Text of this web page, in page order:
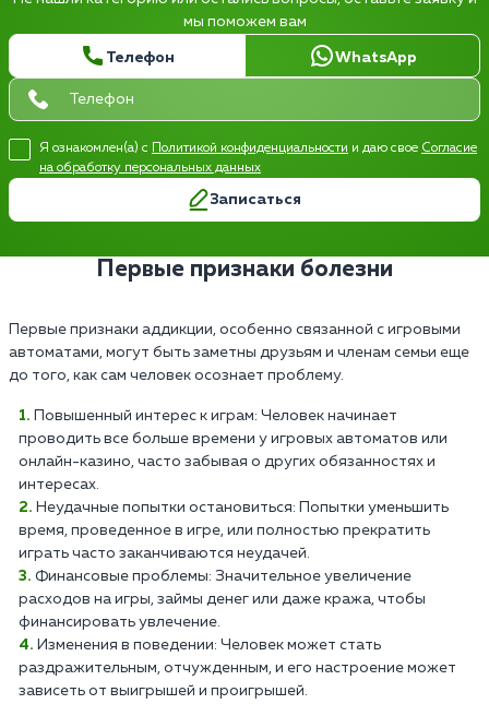
мы поможем вам
Телефон WhatsApp
Я ознакомлен(а) с Политикой конфиденциальности и даю свое Согласие
на обработку персональных данных
Записаться
Первые признаки болезни
Первые признаки аддикции, особенно связанной с игровыми
автоматами, могут быть заметны друзьям и членам семьи еще
до того, как сам человек осознает проблему.
Повышенный интерес к играм: Человек начинает
проводить все больше времени у игровых автоматов или
онлайн-казино, часто забывая о других обязанностях и
интересах.
Неудачные попытки остановиться: Попытки уменьшить
время, проведенное в игре, или полностью прекратить
играть часто заканчиваются неудачей.
Финансовые проблемы: Значительное увеличение
расходов на игры, займы денег или даже кража, чтобы
финансировать увлечение.
Изменения в поведении: Человек может стать
раздражительным, отчужденным, и его настроение может
зависеть от выигрышей и проигрышей.